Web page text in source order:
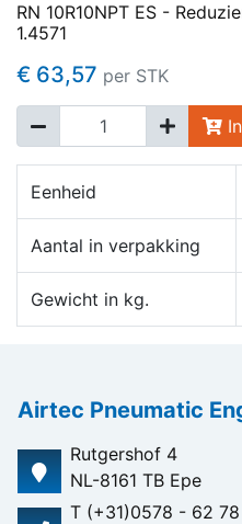
RN 10R10NPT ES -
1.4571
€ 63,57 per STK
Eenheid
Aantal in verpakking
Gewicht in kg.
Airtec Pneumatic
Rutgershof 4
NL-8161 TB Epe
T (+31)0578 - 62